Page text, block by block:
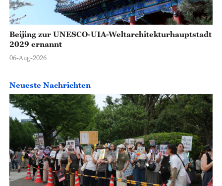
Beijing zur UNESCO-UIA-Weltarchitekturhauptstadt
2029 ernannt
06-Aug-2026
Neueste Nachrichten